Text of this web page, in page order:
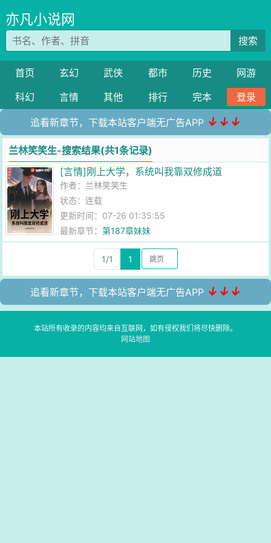
亦凡小说网
搜索
首页 玄幻 武侠 都市 历史
网游
科幻
言情 其他 排行 完本 登录
追看新章节，下载本站客户端无广告APP ↓↓↓
兰林笑笑生-搜索结果(共1条记录)
[言情]刚上大学，系统叫我靠双修成道
作者： 兰林笑笑生
状态：连载
更新时间：07-26 01:35:55
最新章节：第187章妹妹
1/1 1
追看新章节，下载本站客户端无广告APP ↓↓↓
本站所有收录的内容均来自互联网，如有侵权我们将尽快删除。
网站地图